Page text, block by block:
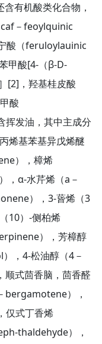
有机酸类化合物，
caf－feoylquinic
酸（feruloylauinic
甲酸[4-（β-D-
[2]，羟基桂皮酸
酸
挥发油，其中主成分
烯基苯基异戊烯醚
），樟烯
，α-水芹烯（a－
），3-蒈烯（3
10）-侧柏烯
），芳樟醇
，4-松油醇（4－
式茴香脑，茴香醛
bergamotene），
仅式丁香烯
thaldehyde），